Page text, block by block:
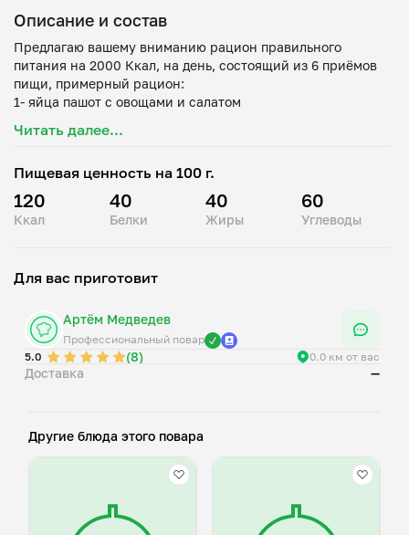
Описание и состав
Предлагаю вашему вниманию рацион правильного
питания на 2000 Ккал, на день, состоящий из 6 приёмов
пищи, примерный рацион:
1- яйца пашот с овощами и салатом
3- куриная грудка су-вид с булгуром и цветной капустой
5- салат с чуккой и кунжутом
6- суп-крем из птицы с ржаными крутонами
Рацион меняется ежедневно, 4-х недельное цикличное
меню. Вы можете заменить 1 блюдо в день, которое вам не
Читать далее...
Пищевая ценность на 100 г.
120
Ккал
40
Белки
40
Жиры
60
Углеводы
Для вас приготовит
Артём Медведев
Профессиональный повар
5.0
(8) 0.0 км от вас
Доставка —
Другие блюда этого повара